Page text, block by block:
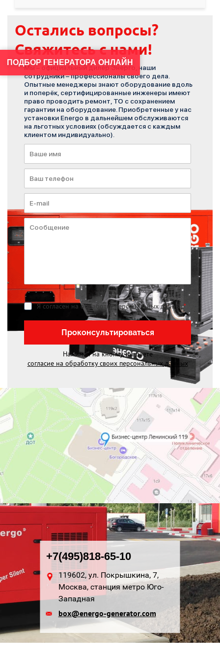
Остались вопросы?
Свяжитесь с нами!
Мы – официальный дилер Энерго, наши
сотрудники – профессионалы своего дела.
Опытные менеджеры знают оборудование вдоль
и поперёк, сертифицированные инженеры имеют
право проводить ремонт, ТО с сохранением
гарантии на оборудование. Приобретенные у нас
установки Energo в дальнейшем обслуживаются
на льготных условиях (обсуждается с каждым
клиентом индивидуально).
Я согласен на обработку персональных данных*
Проконсультироваться
Нажимая на кнопку, вы даете
согласие на обработку своих персональных данных
+7(495)818-65-10
119602, ул. Покрышкина, 7,
Москва, станция метро Юго-
Западная
box@energo-generator.com
ПОДБОР ГЕНЕРАТОРА ОНЛАЙН